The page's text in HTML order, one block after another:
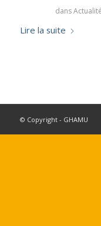
dans
Lire la suite
© Copyright - GHAMU